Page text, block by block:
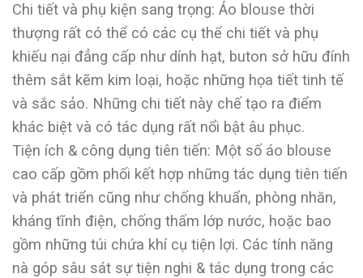
Chi tiết và phụ kiện sang trọng: Áo blouse thời
thượng rất có thể có các cụ thể chi tiết và phụ
khiếu nại đẳng cấp như dính hạt, buton sở hữu đính
thêm sắt kẽm kim loại, hoặc những họa tiết tinh tế
và sắc sảo. Những chi tiết này chế tạo ra điểm
khác biệt và có tác dụng rất nổi bật âu phục.
Tiện ích & công dụng tiên tiến: Một số áo blouse
cao cấp gồm phối kết hợp những tác dụng tiên tiến
và phát triển cũng như chống khuẩn, phòng nhăn,
kháng tĩnh điện, chống thấm lớp nước, hoặc bao
gồm những túi chứa khí cụ tiện lợi. Các tính năng
nà góp sâu sát sự tiện nghi & tác dụng trong các